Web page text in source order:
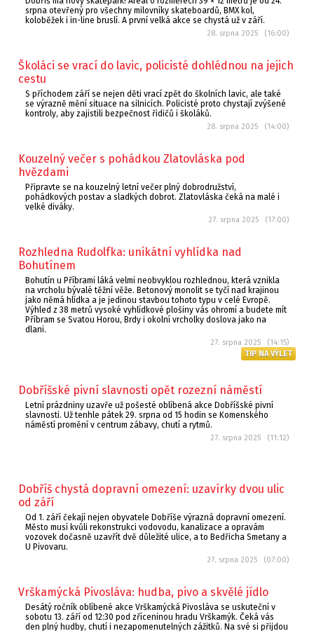
srpna otevřený pro všechny milovníky skateboardů, BMX kol,
koloběžek i in-line bruslí. A první velká akce se chystá už v září.
28. srpna 2025 (16:00)
Školáci se vrací do lavic, policisté dohlédnou na jejich
cestu
S příchodem září se nejen děti vrací zpět do školních lavic, ale také
se výrazně mění situace na silnicích. Policisté proto chystají zvýšené
kontroly, aby zajistili bezpečnost řidičů i školáků.
28. srpna 2025 (14:00)
Kouzelný večer s pohádkou Zlatovláska pod
hvězdami
Připravte se na kouzelný letní večer plný dobrodružství,
pohádkových postav a sladkých dobrot. Zlatovláska čeká na malé i
velké diváky.
27. srpna 2025 (17:00)
Rozhledna Rudolfka: unikátní vyhlídka nad
Bohutínem
Bohutín u Příbrami láká velmi neobvyklou rozhlednou, která vznikla
na vrcholu bývalé těžní věže. Betonový monolit se tyčí nad krajinou
jako němá hlídka a je jedinou stavbou tohoto typu v celé Evropě.
Výhled z 38 metrů vysoké vyhlídkové plošiny vás ohromí a budete mít
Příbram se Svatou Horou, Brdy i okolní vrcholky doslova jako na
dlani.
27. srpna 2025 (14:15)
TIP NA VÝLET
Dobříšské pivní slavnosti opět rozezní náměstí
Letní prázdniny uzavře už pošesté oblíbená akce Dobříšské pivní
slavnosti. Už tenhle pátek 29. srpna od 15 hodin se Komenského
náměstí promění v centrum zábavy, chutí a rytmů.
27. srpna 2025 (11:12)
Dobříš chystá dopravní omezení: uzavírky dvou ulic
od září
Od 1. září čekají nejen obyvatele Dobříše výrazná dopravní omezení.
Město musí kvůli rekonstrukci vodovodu, kanalizace a opravám
vozovek dočasně uzavřít dvě důležité ulice, a to Bedřicha Smetany a
U Pivovaru.
27. srpna 2025 (07:00)
Vrškamýcká Pivosláva: hudba, pivo a skvělé jídlo
Desátý ročník oblíbené akce Vrškamýcká Pivosláva se uskuteční v
sobotu 13. září od 12:30 pod zříceninou hradu Vrškamýk. Čeká vás
den plný hudby, chutí i nezapomenutelných zážitků. Na své si přijdou